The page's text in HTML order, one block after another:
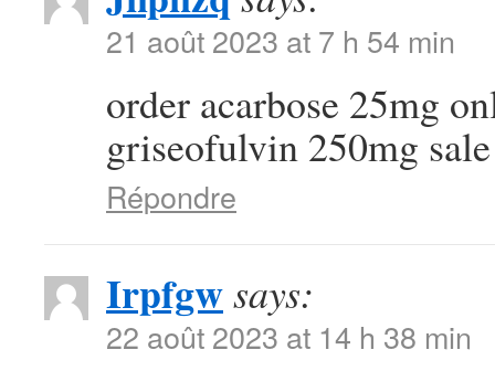
21 août 2023 at 7 h 54 min
order acarbose 25mg
griseofulvin 250mg sale
Répondre
Irpfgwsays:
22 août 2023 at 14 h 38 min